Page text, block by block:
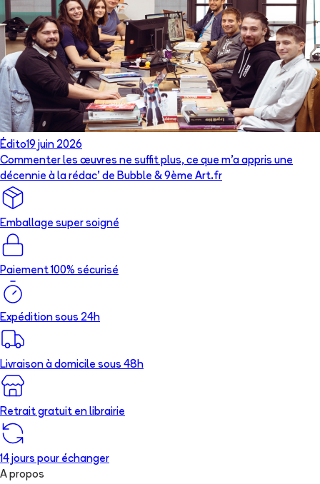
Édito19 juin 2026
Commenter les œuvres ne suffit plus, ce que m’a appris une
décennie à la rédac’ de Bubble & 9ème Art.fr
Emballage super soigné
Paiement 100% sécurisé
Expédition sous 24h
Livraison à domicile sous 48h
Retrait gratuit en librairie
14 jours pour échanger
A propos